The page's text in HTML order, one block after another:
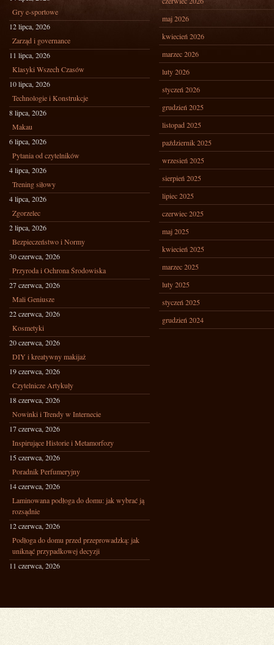
Gry e-sportowe
12 lipca, 2026
Zarząd i governance
11 lipca, 2026
Klasyki Wszech Czasów
10 lipca, 2026
Technologie i Konstrukcje
8 lipca, 2026
Makau
6 lipca, 2026
Pytania od czytelników
4 lipca, 2026
Trening siłowy
4 lipca, 2026
Zgorzelec
2 lipca, 2026
Bezpieczeństwo i Normy
30 czerwca, 2026
Przyroda i Ochrona Środowiska
27 czerwca, 2026
Mali Geniusze
22 czerwca, 2026
Kosmetyki
20 czerwca, 2026
DIY i kreatywny makijaż
19 czerwca, 2026
Czytelnicze Artykuły
18 czerwca, 2026
Nowinki i Trendy w Internecie
17 czerwca, 2026
Inspirujące Historie i Metamorfozy
15 czerwca, 2026
Poradnik Perfumeryjny
14 czerwca, 2026
Laminowana podłoga do domu: jak wybrać ją
rozsądnie
12 czerwca, 2026
Podłoga do domu przed przeprowadzką: jak
uniknąć przypadkowej decyzji
11 czerwca, 2026
maj 2026
kwiecień 2026
marzec 2026
luty 2026
styczeń 2026
grudzień 2025
listopad 2025
październik 2025
wrzesień 2025
sierpień 2025
lipiec 2025
czerwiec 2025
maj 2025
kwiecień 2025
marzec 2025
luty 2025
styczeń 2025
grudzień 2024